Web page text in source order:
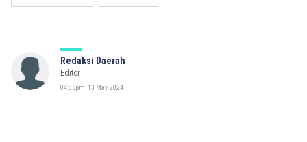
Redaksi Daerah
Editor
04:05pm, 13 May, 2024